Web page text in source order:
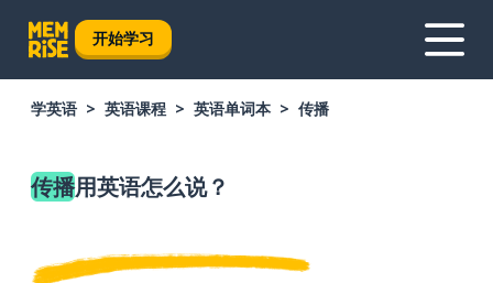
开始学习
学英语 英语课程 英语单词本 传播
传播用英语怎么说？